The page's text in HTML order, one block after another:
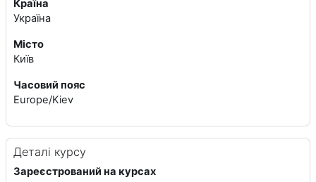
Країна
Україна
Місто
Київ
Часовий пояс
Europe/Kiev
Деталі курсу
Зареєстрований на курсах